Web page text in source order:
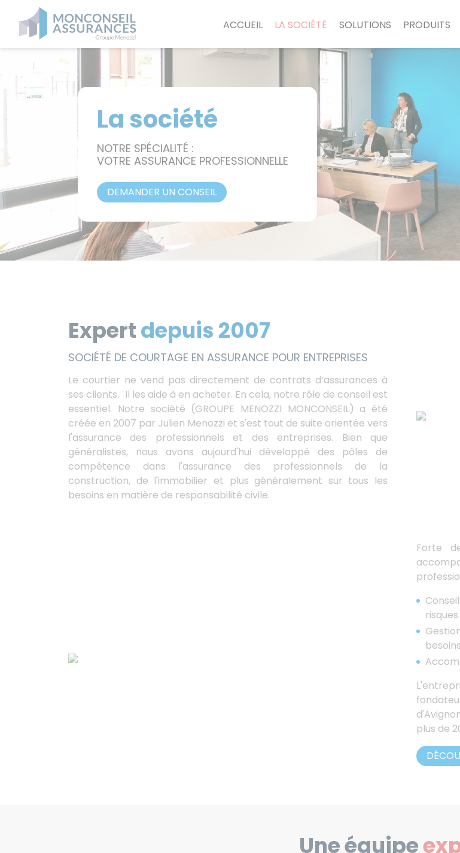
ACCUEIL LA SOCIÉTÉ SOLUTIONS PRODUITS
La société
NOTRE SPÉCIALITÉ :
VOTRE ASSURANCE PROFESSIONNELLE
DEMANDER UN CONSEIL
Expertdepuis 2007
SOCIÉTÉ DE COURTAGE EN ASSURANCE POUR ENTREPRISES
Le courtier ne vend pas directement de contrats d’assurances à
ses clients. Il les aide à en acheter. En cela, notre rôle de conseil est
essentiel. Notre société (GROUPE MENOZZI MONCONSEIL) a été
créée en 2007 par Julien Menozzi et s'est tout de suite orientée vers
l'assurance des professionnels et des entreprises. Bien que
généralistes, nous avons aujourd'hui développé des pôles de
compétence dans l'assurance des professionnels de la
construction, de l'immobilier et plus généralement sur tous les
besoins en matière de responsabilité civile.
Forte
risques
besoins
plus de
Une équipe
Panneau de gestion des cookies